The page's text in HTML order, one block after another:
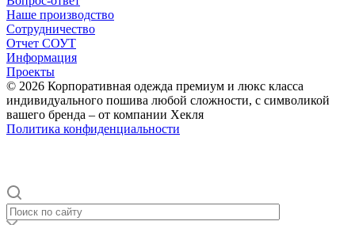
Наше производство
Сотрудничество
Отчет СОУТ
Информация
Проекты
© 2026 Корпоративная одежда премиум и люкс класса
индивидуального пошива любой сложности, с символикой
вашего бренда – от компании Хекля
Политика конфиденциальности